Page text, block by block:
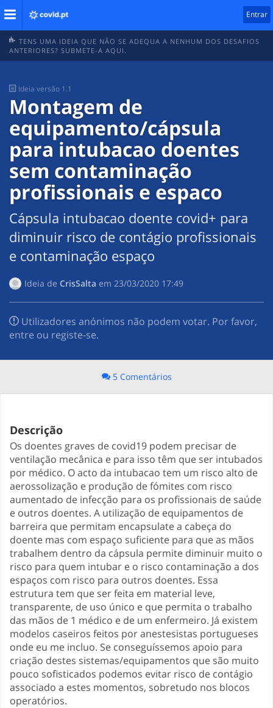
Entrar
TENS UMA IDEIA QUE NÃO SE ADEQUA A NENHUM DOS DESAFIOS
ANTERIORES? SUBMETE-A AQUI.
Ideia versão 1.1
Montagem de
equipamento/cápsula
para intubacao doentes
sem contaminação
profissionais e espaco
Cápsula intubacao doente covid+ para
diminuir risco de contágio profissionais
e contaminação espaço
Ideia de CrisSalta em ‎23/03/2020 17:49
Utilizadores anónimos não podem votar. Por favor,
entre ou registe-se.
5 Comentários
Descrição
Os doentes graves de covid19 podem precisar de
ventilação mecânica e para isso têm que ser intubados
por médico. O acto da intubacao tem um risco alto de
aerossolização e produção de fómites com risco
aumentado de infecção para os profissionais de saúde
e outros doentes. A utilização de equipamentos de
barreira que permitam encapsulate a cabeça do
doente mas com espaço suficiente para que as mãos
trabalhem dentro da cápsula permite diminuir muito o
risco para quem intubar e o risco contaminação a dos
espaços com risco para outros doentes. Essa
estrutura tem que ser feita em material leve,
transparente, de uso único e que permita o trabalho
das mãos de 1 médico e de um enfermeiro. Já existem
modelos caseiros feitos por anestesistas portugueses
onde eu me incluo. Se conseguíssemos apoio para
criação destes sistemas/equipamentos que são muito
pouco sofisticados podemos evitar risco de contágio
associado a estes momentos, sobretudo nos blocos
operatórios.